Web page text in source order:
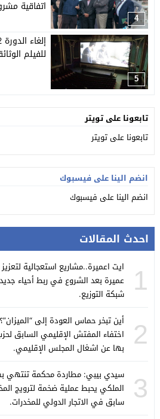
4
اتفاقية
5
للفيلم
تابعونا على تويتر
تابعونا على تويتر
انضم الينا على فيسبوك
انضم الينا على فيسبوك
احدث المقالات
1
ايت اعميرة..مشاريع استعجالية
عميرة بعد الشروع في ربط أحياء
شبكة التوزيع.
2
أين تبخر حماس العودة إلى
اختفاء المفتش الإقليمي السابق
بها عن اشغال المجلس الإقليمي.
3
سيدي بيبي: مطاردة محكمة تنتهي
الملكي يحبط عملية ضخمة لترويج
سابق في الاتجار الدولي للمخدرات.